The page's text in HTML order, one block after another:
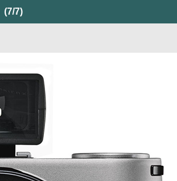
(7/7)